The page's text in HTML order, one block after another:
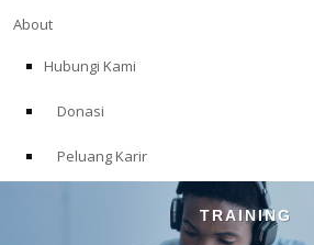
About
Hubungi Kami
Donasi
Peluang Karir
TRAINING